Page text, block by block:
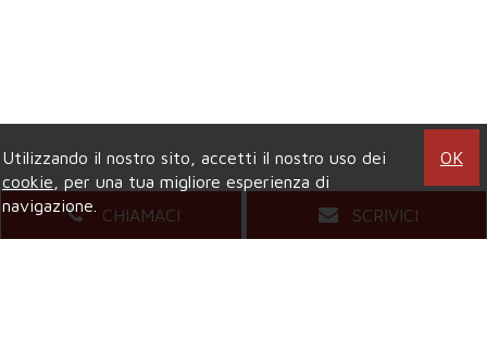
CHIAMACI SCRIVICI
Utilizzando il nostro sito, accetti il nostro uso dei
cookie , per una tua migliore esperienza di
navigazione.
OK